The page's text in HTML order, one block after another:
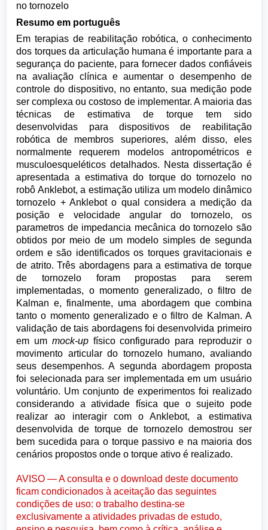
no tornozelo
Resumo em português
Em terapias de reabilitação robótica, o conhecimento
dos torques da articulação humana é importante para a
segurança do paciente, para fornecer dados confiáveis
na avaliação clínica e aumentar o desempenho de
controle do dispositivo, no entanto, sua medição pode
ser complexa ou costoso de implementar. A maioria das
técnicas de estimativa de torque tem sido
desenvolvidas para dispositivos de reabilitação
robótica de membros superiores, além disso, eles
normalmente requerem modelos antropométricos e
musculoesqueléticos detalhados. Nesta dissertação é
apresentada a estimativa do torque do tornozelo no
robô Anklebot, a estimação utiliza um modelo dinâmico
tornozelo + Anklebot o qual considera a medição da
posição e velocidade angular do tornozelo, os
parametros de impedancia mecânica do tornozelo são
obtidos por meio de um modelo simples de segunda
ordem e são identificados os torques gravitacionais e
de atrito. Três abordagens para a estimativa de torque
de tornozelo foram propostas para serem
implementadas, o momento generalizado, o filtro de
Kalman e, finalmente, uma abordagem que combina
tanto o momento generalizado e o filtro de Kalman. A
validação de tais abordagens foi desenvolvida primeiro
em um mock-upfísico configurado para reproduzir o
movimento articular do tornozelo humano, avaliando
seus desempenhos. A segunda abordagem proposta
foi selecionada para ser implementada em um usuário
voluntário. Um conjunto de experimentos foi realizado
considerando a atividade física que o sujeito pode
realizar ao interagir com o Anklebot, a estimativa
desenvolvida de torque de tornozelo demostrou ser
bem sucedida para o torque passivo e na maioria dos
cenários propostos onde o torque ativo é realizado.
AVISO — A consulta e o download deste documento
ficam condicionados à aceitação das seguintes
condições de uso: o trabalho destina-se
exclusivamente a atividades privadas de estudo,